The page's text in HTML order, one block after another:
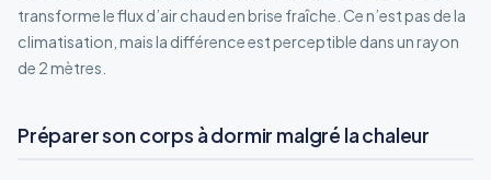
transforme le flux d’air chaud en brise fraîche. Ce n’est pas de la
climatisation, mais la différence est perceptible dans un rayon
de 2 mètres.
Préparer son corps à dormir malgré la chaleur